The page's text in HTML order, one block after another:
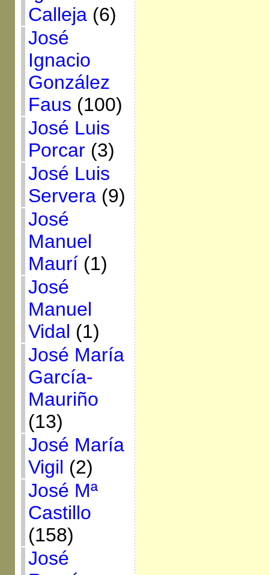
Calleja(6)
José
Ignacio
González
Faus (100)
José Luis
Porcar(3)
José Luis
Servera(9)
José
Manuel
Maurí(1)
José
Manuel
Vidal (1)
José María
García-
Mauriño
(13)
José María
Vigil (2)
José Mª
Castillo
(158)
José